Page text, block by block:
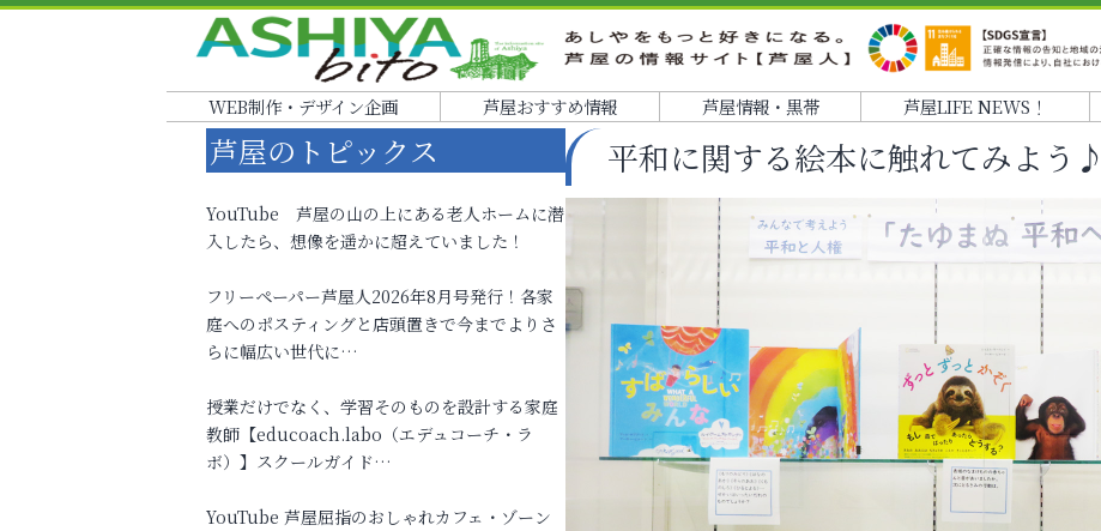
WEB制作・デザイン企画 芦屋おすすめ情報 芦屋情報・黒帯 芦屋LIFE NEWS！
平和に関する絵本に触れてみよう
芦屋のトピックス
YouTube 芦屋の山の上にある老人ホームに潜
入したら、想像を遥かに超えていました！
フリーペーパー芦屋人2026年8月号発行！各家
庭へのポスティングと店頭置きで今までよりさ
らに幅広い世代に…
授業だけでなく、学習そのものを設計する家庭
教師【educoach.labo（エデュコーチ・ラ
ボ）】スクールガイド…
YouTube 芦屋屈指のおしゃれカフェ・ゾーン